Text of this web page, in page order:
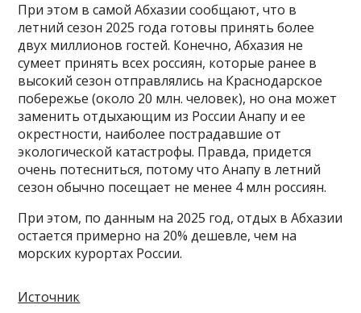
При этом в самой Абхазии сообщают, что в
летний сезон 2025 года готовы принять более
двух миллионов гостей. Конечно, Абхазия не
сумеет принять всех россиян, которые ранее в
высокий сезон отправлялись на Краснодарское
побережье (около 20 млн. человек), но она может
заменить отдыхающим из России Анапу и ее
окрестности, наиболее пострадавшие от
экологической катастрофы. Правда, придется
очень потесниться, потому что Анапу в летний
сезон обычно посещает не менее 4 млн россиян.
При этом, по данным на 2025 год, отдых в Абхазии
остается примерно на 20% дешевле, чем на
морских курортах России.
Источник